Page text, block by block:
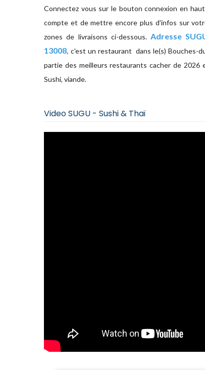
Connectez vous sur le bouton connexion en
compte et de mettre encore plus d'infos sur
zones de livraisons ci-dessous.Adresse
13008, c'est un restaurant dans le(s) Bouches-
partie des meilleurs restaurants cacher de 2026
Sushi, viande.
Video SUGU - Sushi & Thaï